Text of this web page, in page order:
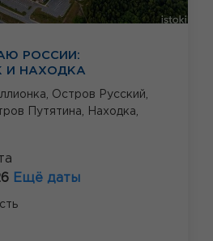
РОССИИ:
И НАХОДКА
Остров Русский,
Путятина,
Находка,
Ещё даты